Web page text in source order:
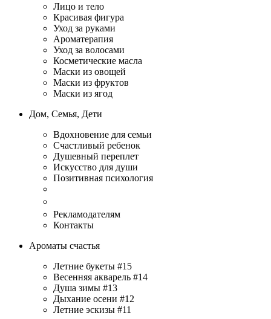
Лицо и тело
Красивая фигура
Уход за руками
Ароматерапия
Уход за волосами
Косметические масла
Маски из овощей
Маски из фруктов
Маски из ягод
Дом, Семья, Дети
Вдохновение для семьи
Счастливый ребенок
Душевный переплет
Искусство для души
Позитивная психология
Рекламодателям
Контакты
Ароматы счастья
Летние букеты #15
Весенняя акварель #14
Душа зимы #13
Дыхание осени #12
Летние эскизы #11